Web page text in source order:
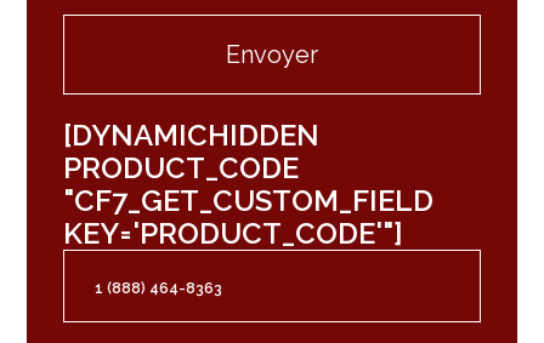
[DYNAMICHIDDEN
PRODUCT_CODE
"CF7_GET_CUSTOM_FIELD
KEY='PRODUCT_CODE'"]
1 (888) 464-8363